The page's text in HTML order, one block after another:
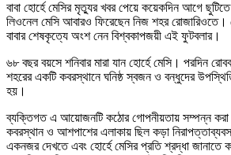
বাবা হোর্হে মেসির মৃত্যুর খবর পেয়ে কয়েকদিন আগে ছুটিতে
লিওনেল মেসি আবারও ফিরেছেন নিজ শহর
বাবার শেষকৃত্যে অংশ নেন বিশ্বকাপজয়ী এই ফুটবলার।
৬৮ বছর বয়সে শনিবার মারা যান হোর্হে মেসি। পরদিন
শহরের একটি কবরস্থানে ঘনিষ্ঠ স্বজন ও বন্ধুদের
হয়।
ব্যক্তিগত এ আয়োজনটি কঠোর গোপনীয়তায় সম্পন্ন
কবরস্থান ও আশপাশের এলাকায় ছিল কড়া
একনজর দেখতে এবং হোর্হে মেসির প্রতি শ্রদ্ধা জানাতে